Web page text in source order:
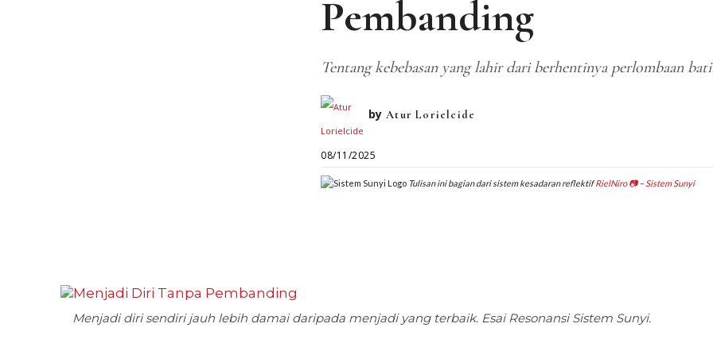
Pembanding
Tentang kebebasan yang lahir dari berhentinya perlombaan
by Atur Lorielcide
08/11/2025
Tulisan ini bagian dari sistem kesadaran reflektifRielNiro 📷– Sistem Sunyi
Menjadi diri sendiri jauh lebih damai daripada menjadi yang terbaik. Esai Resonansi Sistem Sunyi.